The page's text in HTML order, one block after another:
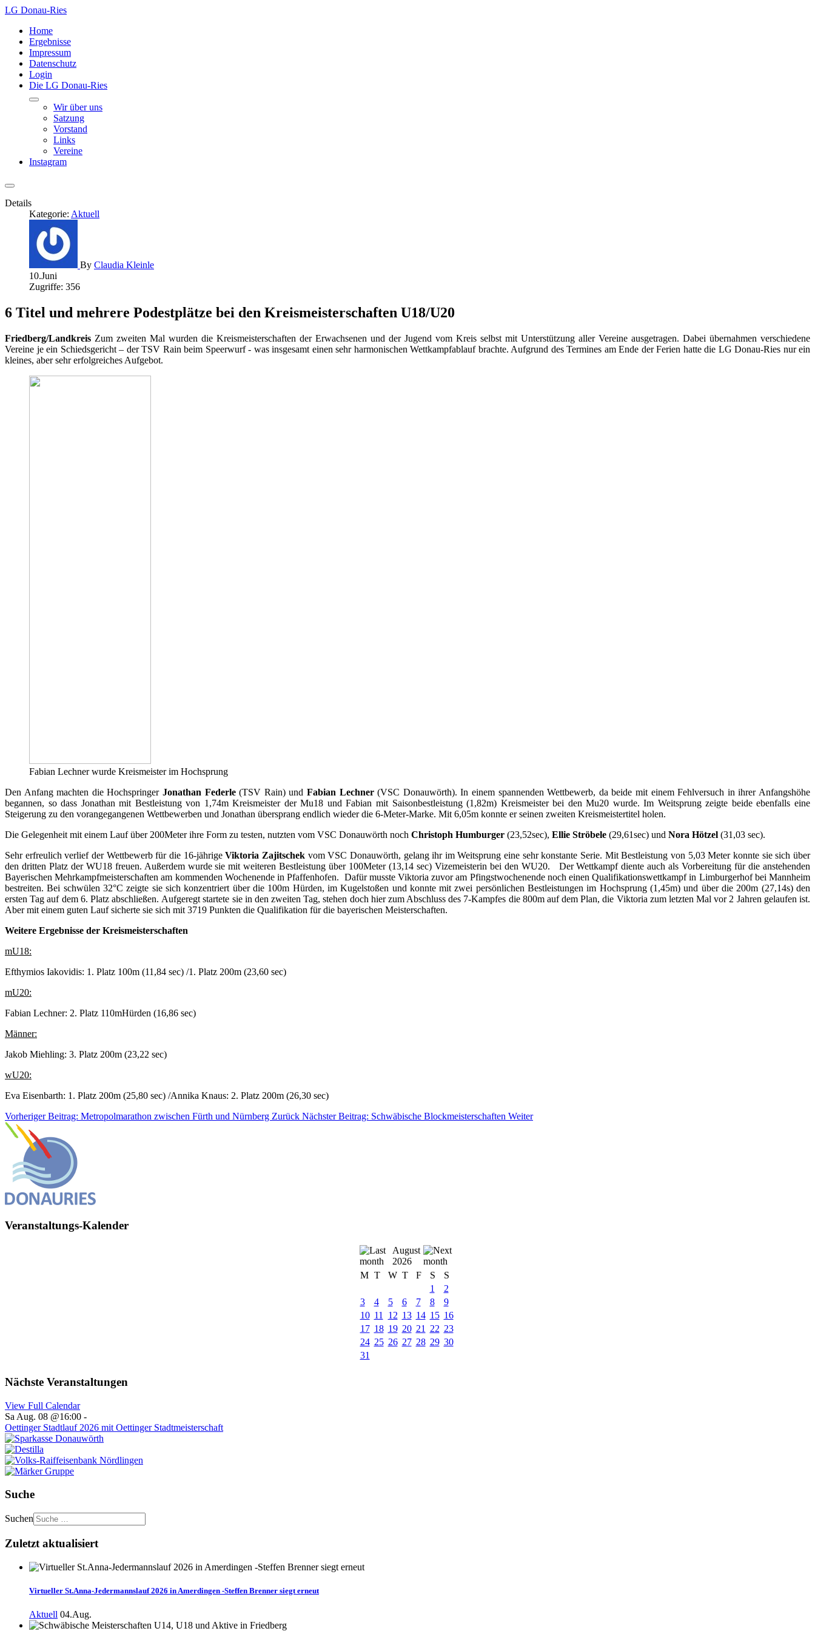
LG Donau-Ries
Home
Ergebnisse
Impressum
Datenschutz
Login
Die LG Donau-Ries
Wir über uns
Satzung
Vorstand
Links
Vereine
Instagram
Details
Kategorie: Aktuell
By Claudia Kleinle
10.Juni
Zugriffe: 356
6 Titel und mehrere Podestplätze bei den Kreismeisterschaften U18/U20
Friedberg/Landkreis Zum zweiten Mal wurden die Kreismeisterschaften der Erwachsenen und der Jugend vom Kreis selbst mit Unterstützung aller Vereine ausgetragen. Dabei übernahmen verschiedene
Vereine je ein Schiedsgericht – der TSV Rain beim Speerwurf - was insgesamt einen sehr harmonischen Wettkampfablauf brachte. Aufgrund des Termines am Ende der Ferien hatte die LG Donau-Ries nur ein
kleines, aber sehr erfolgreiches Aufgebot.
Fabian Lechner wurde Kreismeister im Hochsprung
Den Anfang machten die Hochspringer Jonathan Federle(TSV Rain) undFabian Lechner(VSC Donauwörth). In einem spannenden Wettbewerb, da beide mit einem Fehlversuch in ihrer Anfangshöhe
begannen, so dass Jonathan mit Bestleistung von 1,74m Kreismeister der Mu18 und Fabian mit Saisonbestleistung (1,82m) Kreismeister bei den Mu20 wurde. Im Weitsprung zeigte beide ebenfalls eine
Steigerung zu den vorangegangenen Wettbewerben und Jonathan übersprang endlich wieder die 6-Meter-Marke. Mit 6,05m konnte er seinen zweiten Kreismeistertitel holen.
Die Gelegenheit mit einem Lauf über 200Meter ihre Form zu testen, nutzten vom VSC Donauwörth noch Christoph Humburger (23,52sec), Ellie Ströbele (29,61sec) und Nora Hötzel (31,03 sec).
Sehr erfreulich verlief der Wettbewerb für die 16-jährigeViktoria Zajitschek vom VSC Donauwörth, gelang ihr im Weitsprung eine sehr konstante Serie. Mit Bestleistung von 5,03 Meter konnte sie sich über
den dritten Platz der WU18 freuen. Außerdem wurde sie mit weiteren Bestleistung über 100Meter (13,14 sec) Vizemeisterin bei den WU20.
Der Wettkampf diente auch als Vorbereitung für die anstehenden
Bayerischen Mehrkampfmeisterschaften am kommenden Wochenende in Pfaffenhofen. Dafür musste Viktoria zuvor am Pfingstwochenende noch einen Qualifikationswettkampf in Limburgerhof bei Mannheim
bestreiten. Bei schwülen 32°C zeigte sie sich konzentriert über die 100m Hürden, im Kugelstoßen und konnte mit zwei persönlichen Bestleistungen im Hochsprung (1,45m) und über die 200m (27,14s) den
ersten Tag auf dem 6. Platz abschließen. Aufgeregt startete sie in den zweiten Tag, stehen doch hier zum Abschluss des 7-Kampfes die 800m auf dem Plan, die Viktoria zum letzten Mal vor 2 Jahren gelaufen ist.
Aber mit einem guten Lauf sicherte sie sich mit 3719 Punkten die Qualifikation für die bayerischen Meisterschaften.
Weitere Ergebnisse der Kreismeisterschaften
mU18:
Efthymios Iakovidis: 1. Platz 100m (11,84 sec) /1. Platz 200m (23,60 sec)
mU20:
Fabian Lechner: 2. Platz 110mHürden (16,86 sec)
Männer:
Jakob Miehling: 3. Platz 200m (23,22 sec)
wU20:
Eva Eisenbarth: 1. Platz 200m (25,80 sec) /Annika Knaus: 2. Platz 200m (26,30 sec)
Vorheriger Beitrag: Metropolmarathon zwischen Fürth und Nürnberg Zurück Nächster Beitrag: Schwäbische Blockmeisterschaften Weiter
Veranstaltungs-Kalender
August
2026
M T W T F S
S
1
2
3
4 5 6 7 8
9
10 11 12 13 14 15 16
17 18 19 20 21 22 23
24 25 26 27 28 29 30
31
Nächste Veranstaltungen
View Full Calendar
Sa Aug. 08 @16:00 -
Oettinger Stadtlauf 2026 mit Oettinger Stadtmeisterschaft
Suche
Suchen
Zuletzt aktualisiert
Virtueller St.Anna-Jedermannslauf 2026 in Amerdingen -Steffen Brenner siegt erneut
Aktuell 04.Aug.